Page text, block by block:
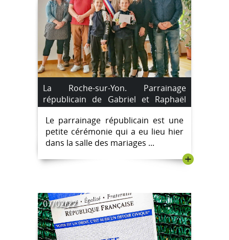
La Roche-sur-Yon. Parrainage
républicain de Gabriel et Raphaël
Saroyan.
Le parrainage républicain est une
petite cérémonie qui a eu lieu hier
dans la salle des mariages ...
+
07/02/22